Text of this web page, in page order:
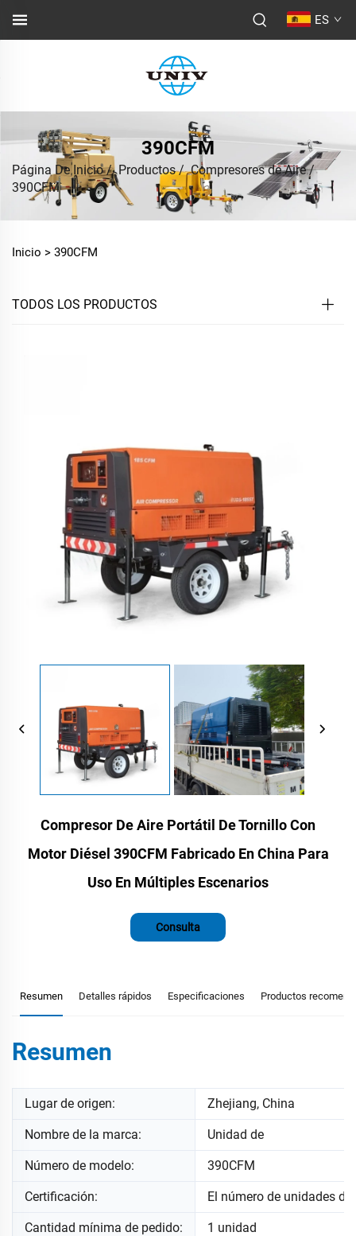
ES
390CFM
Página De Inicio/Productos/Compresores de Aire/
390CFM
Inicio > 390CFM
TODOS LOS PRODUCTOS
Compresor De Aire Portátil De Tornillo Con
Motor Diésel 390CFM Fabricado En China Para
Uso En Múltiples Escenarios
Consulta
Resumen Detalles rápidos Especificaciones Productos
Resumen
Lugar de origen: Zhejiang, China
Nombre de la marca: Unidad de
Número de modelo: 390CFM
Certificación: El número de unidades
Cantidad mínima de pedido: 1 unidad